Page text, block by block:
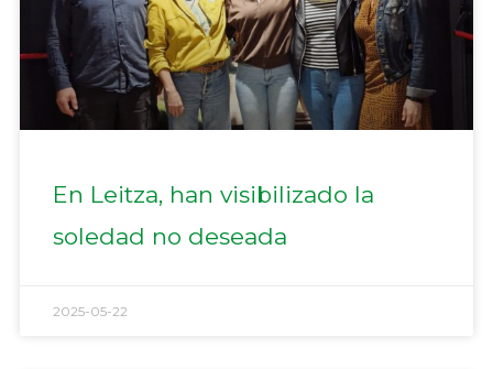
En Leitza, han visibilizado la
soledad no deseada
2025-05-22